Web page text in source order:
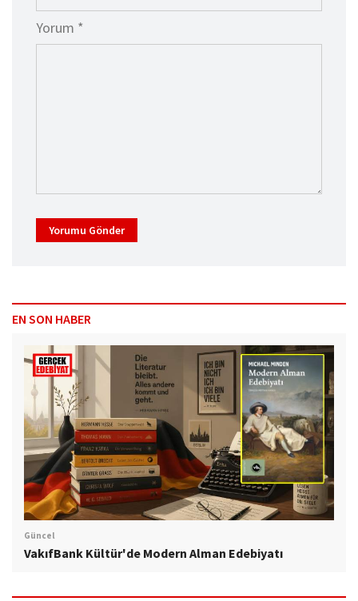
Yorum *
Yorumu Gönder
EN SON HABER
Güncel
VakıfBank Kültür'de Modern Alman Edebiyatı